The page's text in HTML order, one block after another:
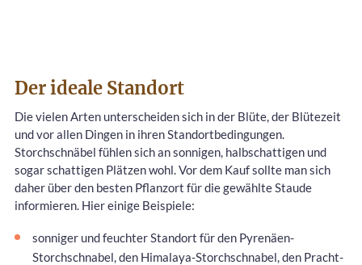
Der ideale Standort
Die vielen Arten unterscheiden sich in der Blüte, der Blütezeit
und vor allen Dingen in ihren Standortbedingungen.
Storchschnäbel fühlen sich an sonnigen, halbschattigen und
sogar schattigen Plätzen wohl. Vor dem Kauf sollte man sich
daher über den besten Pflanzort für die gewählte Staude
informieren. Hier einige Beispiele:
sonniger und feuchter Standort für den Pyrenäen-
Storchschnabel, den Himalaya-Storchschnabel, den Pracht-